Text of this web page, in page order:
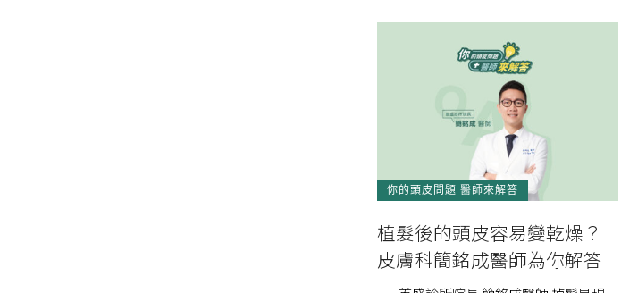
你的頭皮問題 醫師來解答
植髮後的頭皮容易變乾燥？
皮膚科簡銘成醫師為你解答